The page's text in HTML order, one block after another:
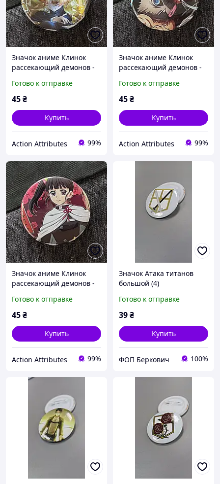
Значок аниме Клинок
рассекающий демонов -
мм (ZNBDD 0005)
Готово к отправке
45₴
Купить
Action Attributes 99%
Значок аниме Клинок
рассекающий демонов -
мм (ZNBDD 0006)
Готово к отправке
45₴
Купить
Action Attributes 99%
Значок аниме Клинок
рассекающий демонов -
мм (ZNBDD 0007)
Готово к отправке
45₴
Купить
Action Attributes 99%
Значок Атака титанов
большой (4)
Готово к отправке
39₴
Купить
ФОП Беркович 100%